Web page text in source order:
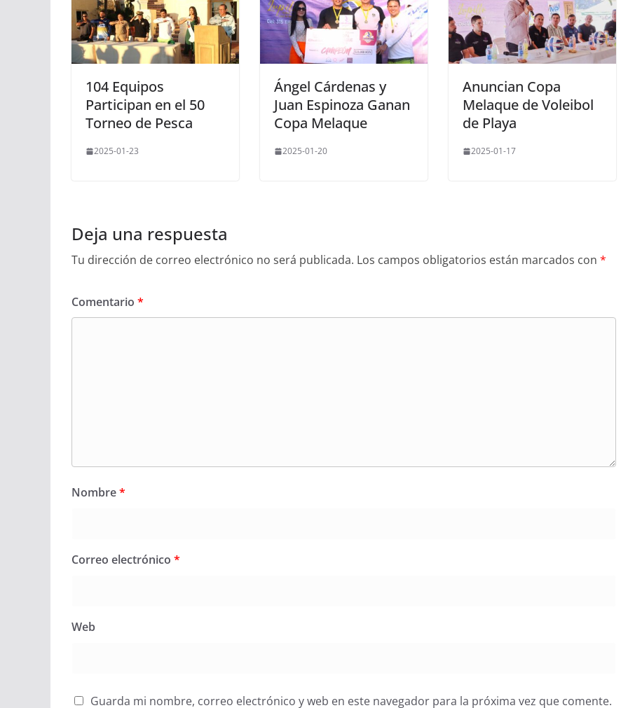
104 Equipos
Participan en el 50
Torneo de Pesca
2025-01-23
Ángel Cárdenas y
Juan Espinoza Ganan
Copa Melaque
2025-01-20
Anuncian Copa
Melaque de Voleibol
de Playa
2025-01-17
Deja una respuesta
Tu dirección de correo electrónico no será publicada. Los campos obligatorios están marcados con *
Comentario *
Nombre*
Correo electrónico *
Web
Guarda mi nombre, correo electrónico y web en este navegador para la próxima vez que comente.